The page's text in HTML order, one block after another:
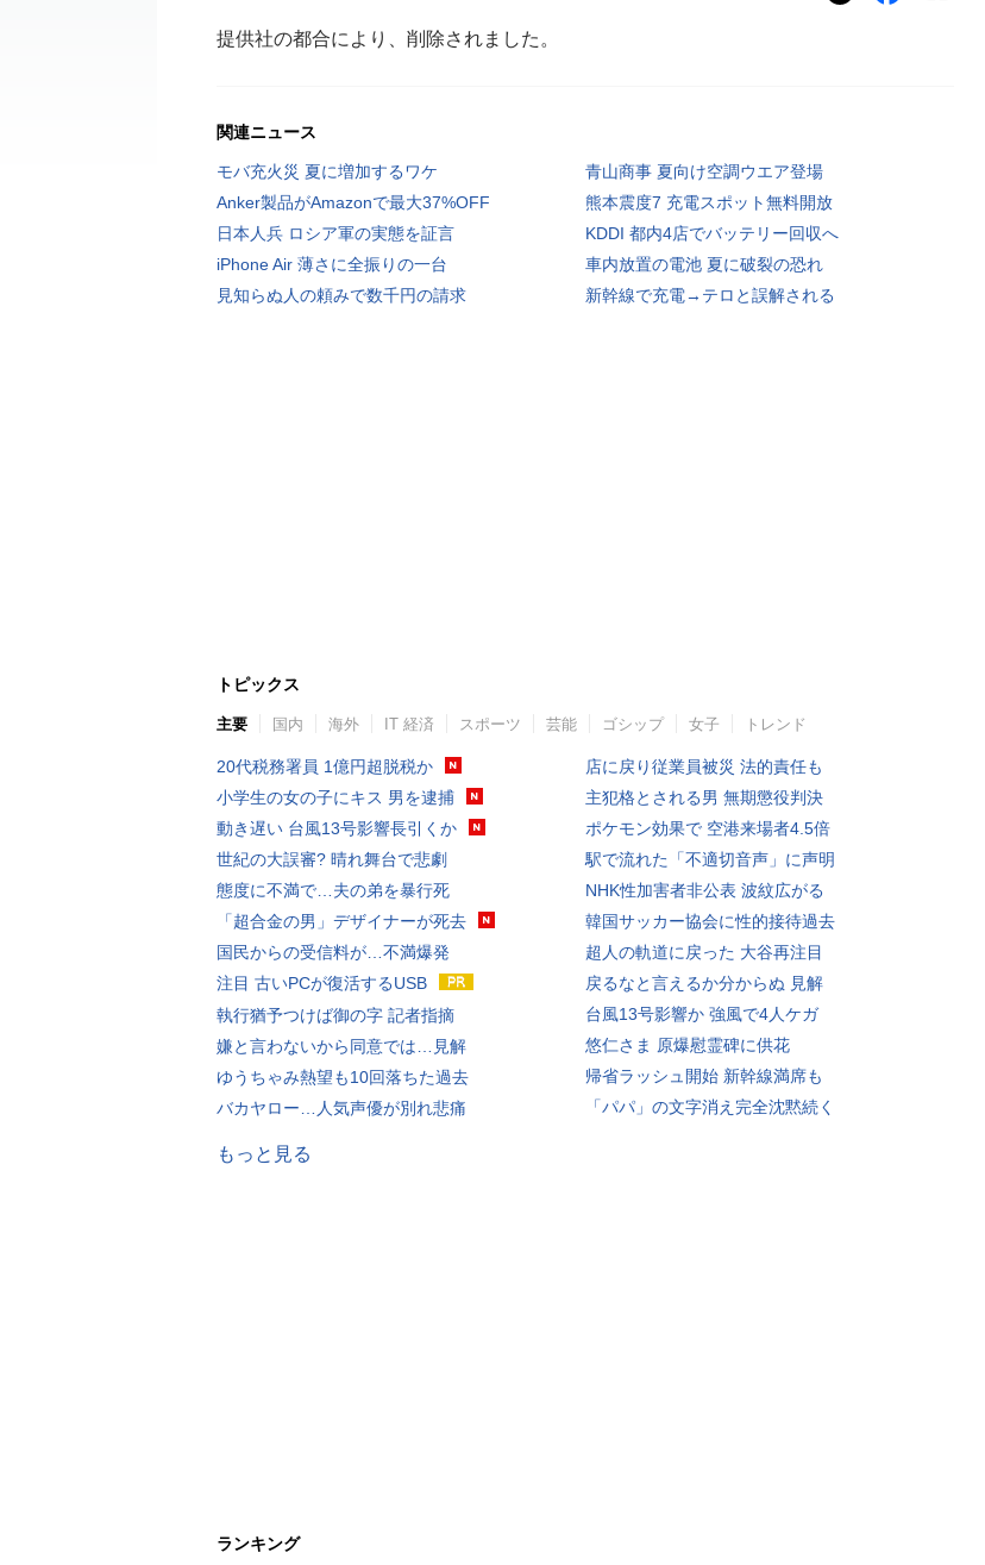
提供社の都合により、削除されました。
関連ニュース
モバ充火災 夏に増加するワケ
青山商事 夏向け空調ウエア登場
Anker製品がAmazonで最大37%OFF
熊本震度7 充電スポット無料開放
日本人兵 ロシア軍の実態を証言
KDDI 都内4店でバッテリー回収へ
iPhone Air 薄さに全振りの一台
車内放置の電池 夏に破裂の恐れ
見知らぬ人の頼みで数千円の請求
新幹線で充電→テロと誤解される
トピックス
主要 国内 海外 IT 経済 スポーツ 芸能 ゴシップ 女子 トレンド
20代税務署員 1億円超脱税か
小学生の女の子にキス 男を逮捕
動き遅い 台風13号影響長引くか
世紀の大誤審? 晴れ舞台で悲劇
態度に不満で…夫の弟を暴行死
「超合金の男」デザイナーが死去
国民からの受信料が…不満爆発
注目 古いPCが復活するUSB
執行猶予つけば御の字 記者指摘
嫌と言わないから同意では…見解
ゆうちゃみ熱望も10回落ちた過去
バカヤロー…人気声優が別れ悲痛
店に戻り従業員被災 法的責任も
主犯格とされる男 無期懲役判決
ポケモン効果で 空港来場者4.5倍
駅で流れた「不適切音声」に声明
NHK性加害者非公表 波紋広がる
韓国サッカー協会に性的接待過去
超人の軌道に戻った 大谷再注目
戻るなと言えるか分からぬ 見解
台風13号影響か 強風で4人ケガ
悠仁さま 原爆慰霊碑に供花
帰省ラッシュ開始 新幹線満席も
「パパ」の文字消え完全沈黙続く
もっと見る
ランキング